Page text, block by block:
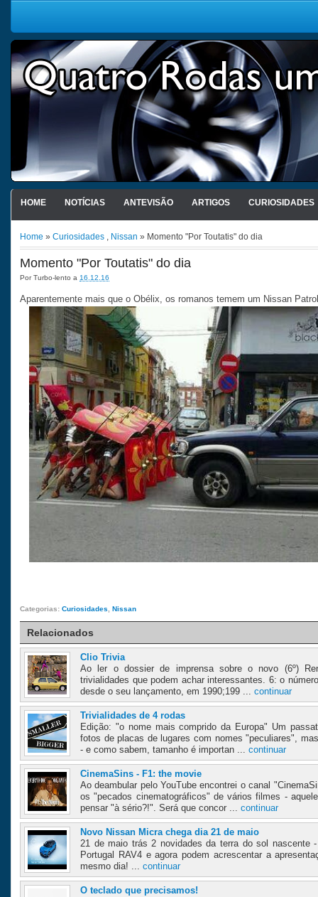
HOME NOTÍCIAS ANTEVISÃO ARTIGOS CURIOSIDADES
Home » Curiosidades , Nissan » Momento "Por Toutatis" do dia
Momento "Por Toutatis" do dia
PorTurbo-lento a 16.12.16
Aparentemente mais que o Obélix, os romanos temem um Nissan
Categorias: Curiosidades Nissan
Relacionados
Clio Trivia
Ao ler o dossier de imprensa sobre o novo (6º)
trivialidades que podem achar interessantes. 6: o
desde o seu lançamento, em 1990;199 ... continuar
Trivialidades de 4 rodas
Edição: "o nome mais comprido da Europa" Um
fotos de placas de lugares com nomes "peculiares",
- e como sabem, tamanho é importan ... continuar
CinemaSins - F1: the movie
Ao deambular pelo YouTube encontrei o canal
os "pecados cinematográficos" de vários filmes -
pensar "à sério?!". Será que concor ... continuar
Novo Nissan Micra chega dia 21 de maio
21 de maio trás 2 novidades da terra do sol nascente
Portugal RAV4 e agora podem acrescentar a
mesmo dia! ... continuar
O teclado que precisamos!